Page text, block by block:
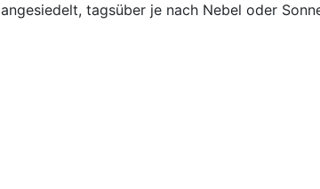
angesiedelt, tagsüber je nach Nebel oder